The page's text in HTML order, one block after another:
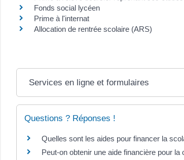
Fonds social lycéen
Prime à l'internat
Allocation de rentrée scolaire (ARS)
Services en ligne et formulaires
Questions ? Réponses !
Quelles sont les aides pour financer la
Peut-on obtenir une aide financière pour la